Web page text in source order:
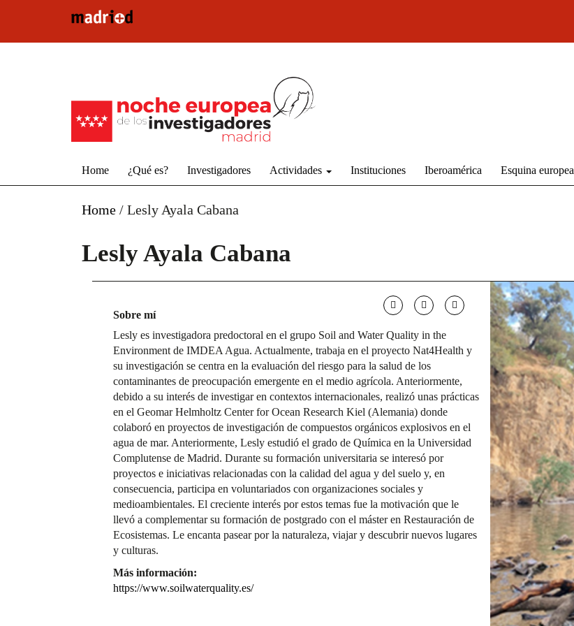
Home ¿Qué es? Investigadores Actividades Instituciones Iberoamérica Esquina europea
Home / Lesly Ayala Cabana
Lesly Ayala Cabana
Sobre mí
Lesly es investigadora predoctoral en el grupo Soil and Water Quality in the
Environment de IMDEA Agua. Actualmente, trabaja en el proyecto Nat4Health y
su investigación se centra en la evaluación del riesgo para la salud de los
contaminantes de preocupación emergente en el medio agrícola. Anteriormente,
debido a su interés de investigar en contextos internacionales, realizó unas prácticas
en el Geomar Helmholtz Center for Ocean Research Kiel (Alemania) donde
colaboró en proyectos de investigación de compuestos orgánicos explosivos en el
agua de mar. Anteriormente, Lesly estudió el grado de Química en la Universidad
Complutense de Madrid. Durante su formación universitaria se interesó por
proyectos e iniciativas relacionadas con la calidad del agua y del suelo y, en
consecuencia, participa en voluntariados con organizaciones sociales y
medioambientales. El creciente interés por estos temas fue la motivación que le
llevó a complementar su formación de postgrado con el máster en Restauración de
Ecosistemas. Le encanta pasear por la naturaleza, viajar y descubrir nuevos lugares
y culturas.
Más información:
https://www.soilwaterquality.es/